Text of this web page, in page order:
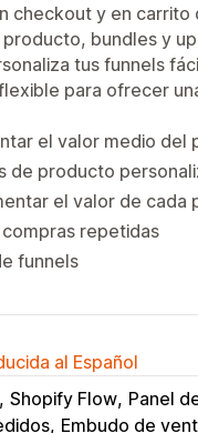
checkout y en
bundles y
tus funnels
para ofrecer
el valor medio del
de producto
el valor de cada
repetidas
funnels
al Español
Shopify Flow Panel
Embudo de